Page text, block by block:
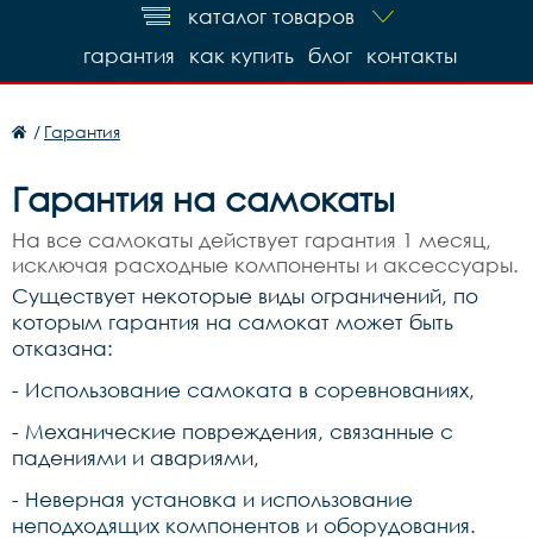
каталог товаров
контакты
блог
как купить
гарантия
/ Гарантия
Гарантия на самокаты
На все самокаты действует гарантия 1 месяц,
исключая расходные компоненты и аксессуары.
Существует некоторые виды ограничений, по
которым гарантия на самокат может быть
отказана:
- Использование самоката в соревнованиях,
- Механические повреждения, связанные с
падениями и авариями,
- Неверная установка и использование
неподходящих компонентов и оборудования.